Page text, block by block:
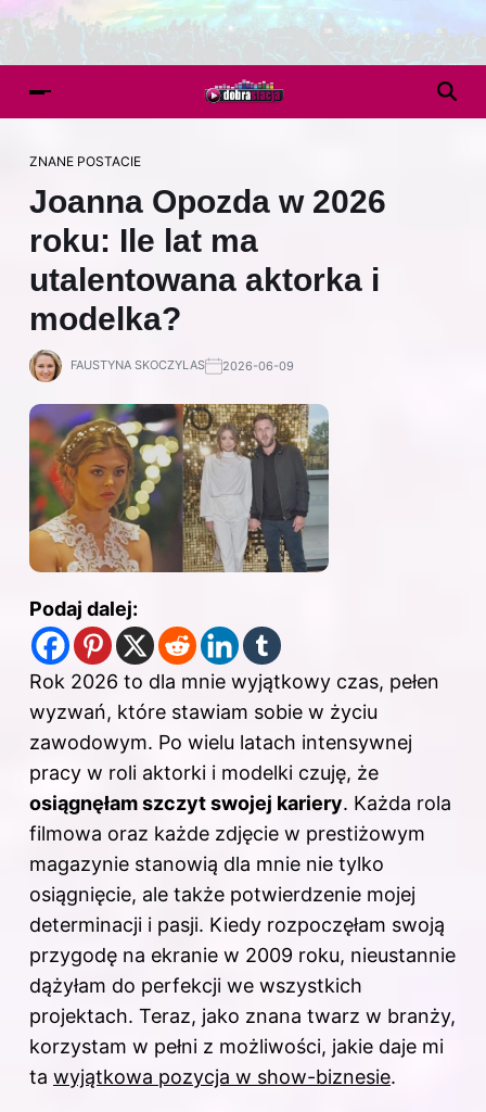
ZNANE POSTACIE
Joanna Opozda w 2026
roku: Ile lat ma
utalentowana aktorka i
modelka?
FAUSTYNA SKOCZYLAS 2026-06-09
Podaj dalej:
Rok 2026 to dla mnie wyjątkowy czas, pełen
wyzwań, które stawiam sobie w życiu
zawodowym. Po wielu latach intensywnej
pracy w roli aktorki i modelki czuję, że
osiągnęłam szczyt swojej kariery. Każda rola
filmowa oraz każde zdjęcie w prestiżowym
magazynie stanowią dla mnie nie tylko
osiągnięcie, ale także potwierdzenie mojej
determinacji i pasji. Kiedy rozpoczęłam swoją
przygodę na ekranie w 2009 roku, nieustannie
dążyłam do perfekcji we wszystkich
projektach. Teraz, jako znana twarz w branży,
korzystam w pełni z możliwości, jakie daje mi
ta wyjątkowa pozycja w show-biznesie.